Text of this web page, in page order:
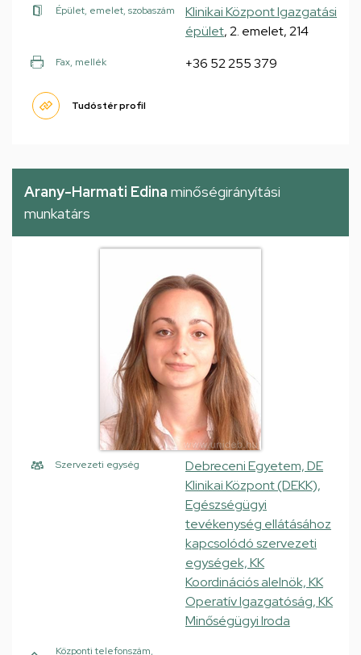
Épület, emelet, szobaszám
Klinikai Központ Igazgatási
épület, 2. emelet, 214
Fax, mellék +36 52 255 379
Tudóstér profil
Arany-Harmati Edina minőségirányítási
munkatárs
Szervezeti egység
Debreceni Egyetem, DE
Klinikai Központ (DEKK),
Egészségügyi
tevékenység ellátásához
kapcsolódó szervezeti
egységek, KK
Koordinációs alelnök, KK
Operatív Igazgatóság, KK
Minőségügyi Iroda
Központi telefonszám,